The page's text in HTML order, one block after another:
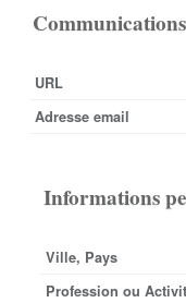
Communications
URL
Adresse email
Informations
Ville, Pays
Profession ou